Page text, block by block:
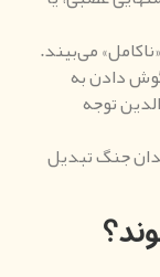
می‌بیند.
دادن به
توجه
جنگ تبدیل